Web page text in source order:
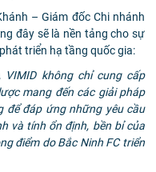
– Giám đốc Chi nhánh
đây sẽ là nền tảng cho sự
triển hạ tầng quốc gia:
không chỉ cung cấp
mang đến các giải pháp
để đáp ứng những yêu cầu
và tính ổn định, bền bỉ của
điểm do Bắc Ninh FC triển